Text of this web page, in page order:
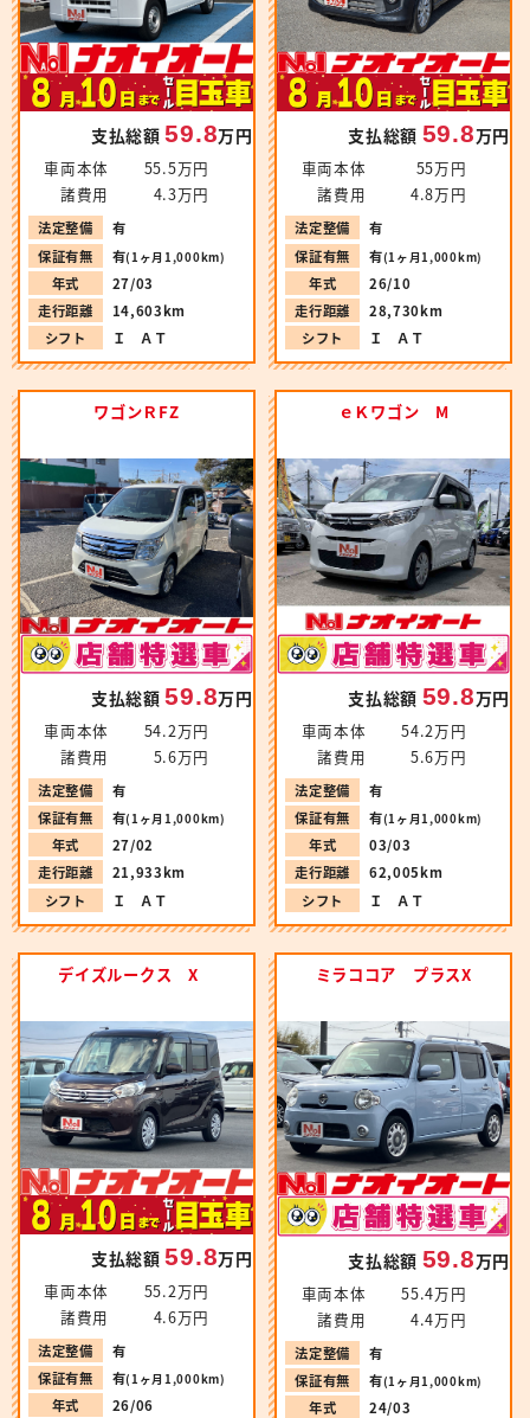
支払総額59.8万円
車両本体
55.5万円
諸費用
4.3万円
法定整備
有
保証有無
有(1ヶ月1,000km)
年式
27/03
走行距離
14,603km
シフト
Ｉ ＡＴ
支払総額 59.8万円
車両本体
55万円
諸費用
4.8万円
法定整備
有
保証有無
有(1ヶ月1,000km)
年式
26/10
走行距離
28,730km
シフト
Ｉ ＡＴ
ワゴンＲFZ
支払総額59.8万円
車両本体
54.2万円
諸費用
5.6万円
法定整備
有
保証有無
有(1ヶ月1,000km)
年式
27/02
走行距離
21,933km
シフト
Ｉ ＡＴ
ｅＫワゴン M
支払総額 59.8万円
車両本体
54.2万円
諸費用
5.6万円
法定整備
有
保証有無
有(1ヶ月1,000km)
年式
03/03
走行距離
62,005km
シフト
Ｉ ＡＴ
デイズルークス X
支払総額59.8万円
車両本体
55.2万円
諸費用
4.6万円
法定整備
有
保証有無
有(1ヶ月1,000km)
年式
26/06
ミラココア プラスX
支払総額 59.8万円
車両本体
55.4万円
諸費用
4.4万円
法定整備
有
保証有無
有(1ヶ月1,000km)
年式
24/03